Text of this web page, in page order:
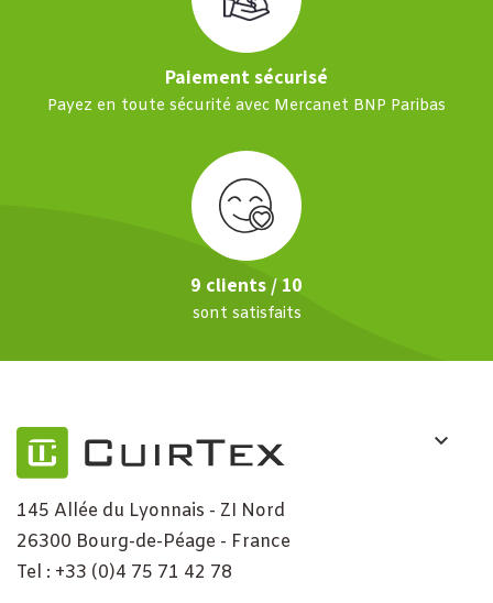
Paiement sécurisé
Payez en toute sécurité avec Mercanet BNP Paribas
9 clients / 10
sont satisfaits
145 Allée du Lyonnais - ZI Nord
26300 Bourg-de-Péage - France
Tel : +33 (0)4 75 71 42 78